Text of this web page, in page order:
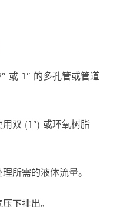
或 1″ 的多孔管或管道
双 (1″) 或环氧树脂
所需的液体流量。
下排出。